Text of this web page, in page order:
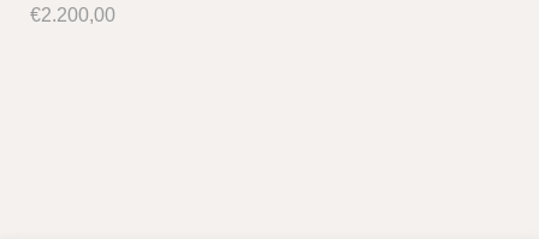
€2.200,00